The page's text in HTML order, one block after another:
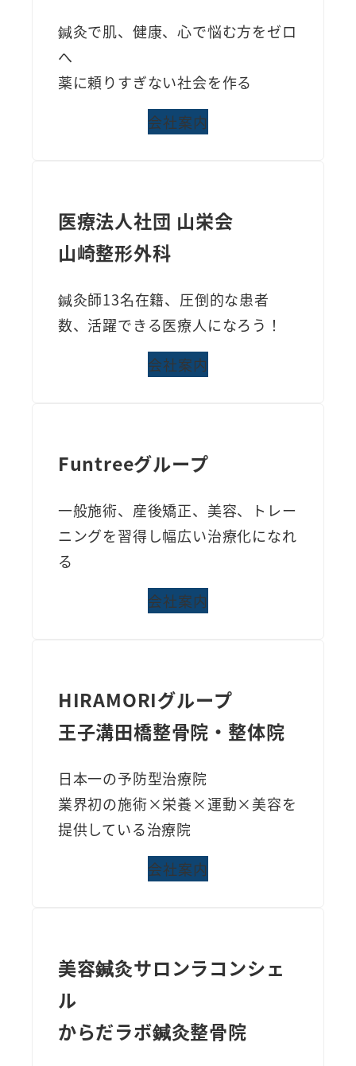
鍼灸で肌、健康、心で悩む方をゼロ
へ
薬に頼りすぎない社会を作る
会社案内
医療法人社団 山栄会
山崎整形外科
鍼灸師13名在籍、圧倒的な患者
数、活躍できる医療人になろう！
会社案内
Funtreeグループ
一般施術、産後矯正、美容、トレー
ニングを習得し幅広い治療化になれ
る
会社案内
HIRAMORIグループ
王子溝田橋整骨院・整体院
日本一の予防型治療院
業界初の施術×栄養×運動×美容を
提供している治療院
会社案内
美容鍼灸サロンラコンシェ
ル
からだラボ鍼灸整骨院